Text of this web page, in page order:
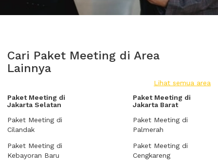
Cari Paket Meeting di Area
Lainnya
Lihat semua area
Paket Meeting di
Jakarta Selatan
Paket Meeting di
Cilandak
Paket Meeting di
Kebayoran Baru
Paket Meeting di
Jakarta Barat
Paket Meeting di
Palmerah
Paket Meeting di
Cengkareng